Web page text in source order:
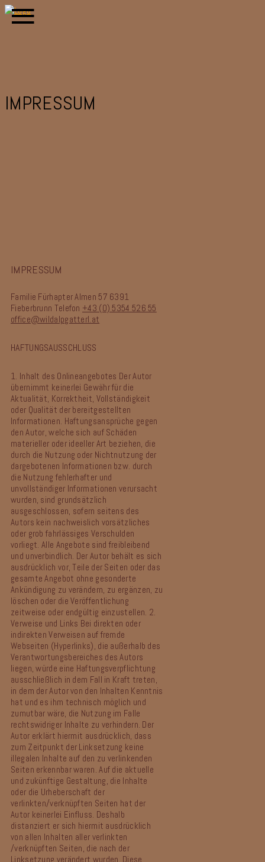
IMPRESSUM
IMPRESSUM
Familie FürhapterAlmen 57 6391
Fieberbrunn Telefon +43 (0) 5354 526 55
office@wildalpgatterl.at
HAFTUNGSAUSSCHLUSS
1. Inhalt des Onlineangebotes Der Autor
übernimmt keinerlei Gewähr für die
Aktualität, Korrektheit, Vollständigkeit
oder Qualität der bereitgestellten
Informationen. Haftungsansprüche gegen
den Autor, welche sich auf Schäden
materieller oder ideeller Art beziehen, die
durch die Nutzung oder Nichtnutzung der
dargebotenen Informationen bzw. durch
die Nutzung fehlerhafter und
unvollständiger Informationen verursacht
wurden, sind grundsätzlich
ausgeschlossen, sofern seitens des
Autors kein nachweislich vorsätzliches
oder grob fahrlässiges Verschulden
vorliegt. Alle Angebote sind freibleibend
und unverbindlich. Der Autor behält es sich
ausdrücklich vor, Teile der Seiten oder das
gesamte Angebot ohne gesonderte
Ankündigung zu verändern, zu ergänzen, zu
löschen oder die Veröffentlichung
zeitweise oder endgültig einzustellen. 2.
Verweise und Links Bei direkten oder
indirekten Verweisen auf fremde
Webseiten (Hyperlinks), die außerhalb des
Verantwortungsbereiches des Autors
liegen, würde eine Haftungsverpflichtung
ausschließlich in dem Fall in Kraft treten,
in dem der Autor von den Inhalten Kenntnis
hat und es ihm technisch möglich und
zumutbar wäre, die Nutzung im Falle
rechtswidriger Inhalte zu verhindern. Der
Autor erklärt hiermit ausdrücklich, dass
zum Zeitpunkt der Linksetzung keine
illegalen Inhalte auf den zu verlinkenden
Seiten erkennbar waren. Auf die aktuelle
und zukünftige Gestaltung, die Inhalte
oder die Urheberschaft der
verlinkten/verknüpften Seiten hat der
Autor keinerlei Einfluss. Deshalb
distanziert er sich hiermit ausdrücklich
von allen Inhalten aller verlinkten
/verknüpften Seiten, die nach der
Linksetzung verändert wurden. Diese